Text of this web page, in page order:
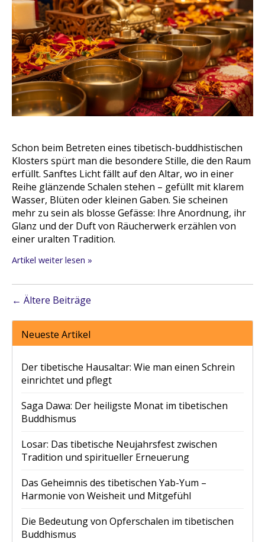
Schon beim Betreten eines tibetisch-buddhistischen
Klosters spürt man die besondere Stille, die den Raum
erfüllt. Sanftes Licht fällt auf den Altar, wo in einer
Reihe glänzende Schalen stehen – gefüllt mit klarem
Wasser, Blüten oder kleinen Gaben. Sie scheinen
mehr zu sein als blosse Gefässe: Ihre Anordnung, ihr
Glanz und der Duft von Räucherwerk erzählen von
einer uralten Tradition.
Artikel weiter lesen »
← Ältere Beiträge
Neueste Artikel
Der tibetische Hausaltar: Wie man einen Schrein
einrichtet und pflegt
Saga Dawa: Der heiligste Monat im tibetischen
Buddhismus
Losar: Das tibetische Neujahrsfest zwischen
Tradition und spiritueller Erneuerung
Das Geheimnis des tibetischen Yab-Yum –
Harmonie von Weisheit und Mitgefühl
Die Bedeutung von Opferschalen im tibetischen
Buddhismus